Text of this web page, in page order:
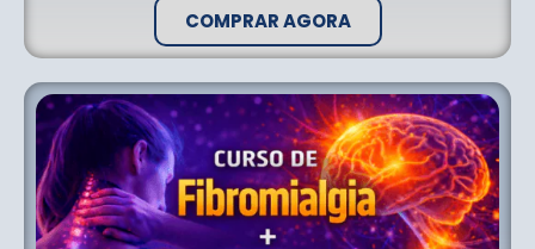
COMPRAR AGORA